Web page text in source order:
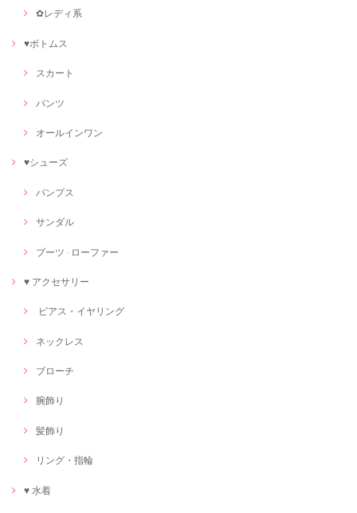
✿レディ系
♥ボトムス
スカート
パンツ
オールインワン
♥シューズ
パンプス
サンダル
ブーツ · ローファー
♥ アクセサリー
ピアス・イヤリング
ネックレス
ブローチ
腕飾り
髪飾り
リング・指輪
♥ 水着